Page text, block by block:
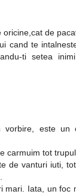
oricine,cat de
cand te
ti setea
vorbire, este un
carmuim tot trupul.
de vanturi iuti,
mari. Iata, un foc